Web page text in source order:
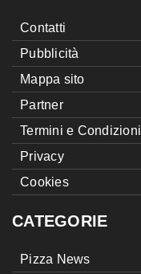
Contatti
Pubblicità
Mappa sito
Partner
Termini e Condizioni
Privacy
Cookies
CATEGORIE
Pizza News